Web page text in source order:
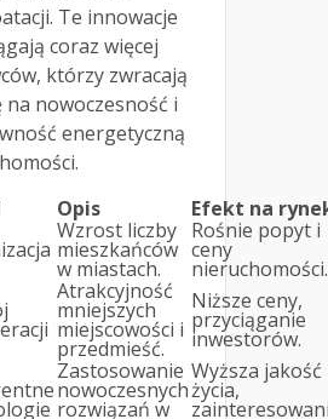
Te innowacje
coraz więcej
którzy zwracają
na nowoczesność i
energetyczną
Opis
Efekt na
Wzrost liczby
mieszkańców
w miastach.
Rośnie popyt i
ceny
nieruchomości.
Atrakcyjność
mniejszych
miejscowości i
przedmieść.
Niższe ceny,
przyciąganie
inwestorów.
Zastosowanie
nowoczesnych
rozwiązań w
Wyższa jakość
życia,